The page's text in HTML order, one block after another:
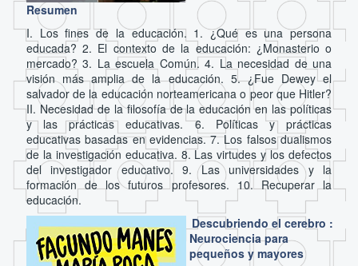
Resumen
I. Los fines de la educación. 1. ¿Qué es una persona
educada? 2. El contexto de la educación: ¿Monasterio o
mercado? 3. La escuela Común. 4. La necesidad de una
visión más amplia de la educación. 5. ¿Fue Dewey el
salvador de la educación norteamericana o peor que Hitler?
II. Necesidad de la filosofía de la educación en las políticas
y las prácticas educativas. 6. Políticas y prácticas
educativas basadas en evidencias. 7. Los falsos dualismos
de la investigación educativa. 8. Las virtudes y los defectos
del investigador educativo. 9. Las universidades y la
formación de los futuros profesores. 10. Recuperar la
educación.
Descubriendo el cerebro :
Neurociencia para
pequeños y mayores